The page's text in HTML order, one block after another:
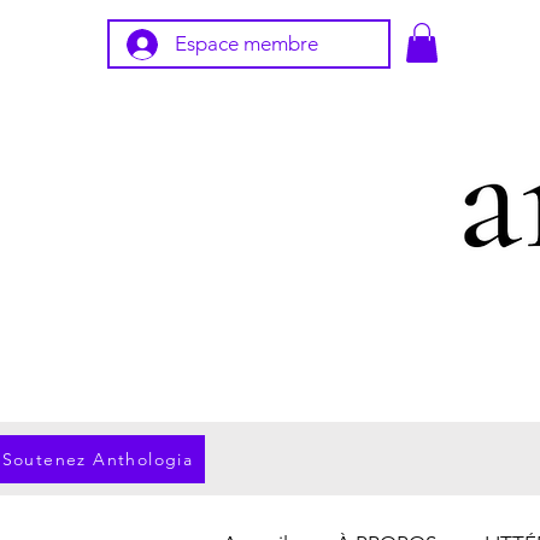
Espace membre
Soutenez Anthologia